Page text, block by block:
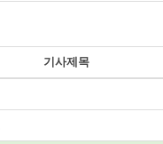
기사제목